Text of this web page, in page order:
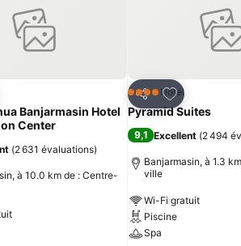
à mes favoris
Banjarmasin Hotel
Center
(2 631 évaluations)
à 10.0 km de : Centre-
Partager
Ajouter à
4 ÉtoilesHôtel
Pyramid Suites
9,1 Excellent (2 494
Banjarmasin, à 1.3
ville
Wi-Fi gratuit
Piscine
Spa